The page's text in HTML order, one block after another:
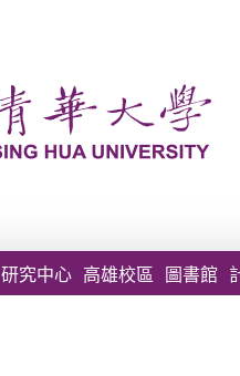
研究中心 高雄校區 圖書館